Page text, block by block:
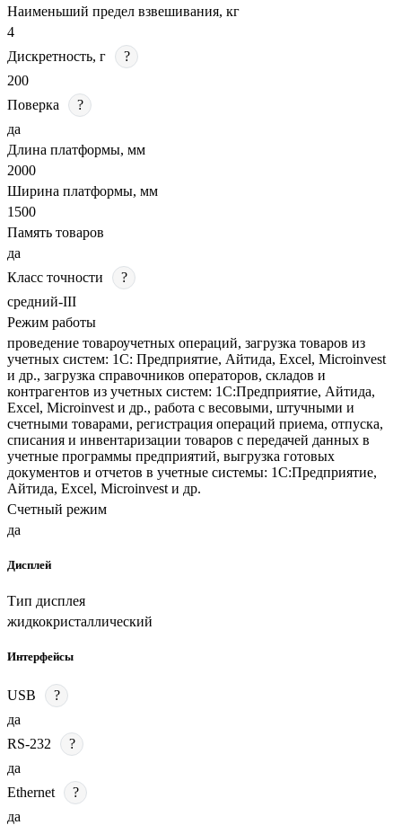
Наименьший предел взвешивания, кг
4
Дискретность, г
?
200
Поверка
?
да
Длина платформы, мм
2000
Ширина платформы, мм
1500
Память товаров
да
Класс точности
?
средний-III
Режим работы
проведение товароучетных операций, загрузка товаров из
учетных систем: 1С: Предприятие, Айтида, Excel, Microinvest
и др., загрузка справочников операторов, складов и
контрагентов из учетных систем: 1С:Предприятие, Айтида,
Excel, Microinvest и др., работа с весовыми, штучными и
счетными товарами, регистрация операций приема, отпуска,
списания и инвентаризации товаров с передачей данных в
учетные программы предприятий, выгрузка готовых
документов и отчетов в учетные системы: 1С:Предприятие,
Айтида, Excel, Microinvest и др.
Счетный режим
да
Дисплей
Тип дисплея
жидкокристаллический
Интерфейсы
USB
?
да
RS-232
?
да
Ethernet
?
да